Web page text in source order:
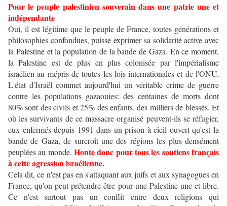
Pour le peuple palestinien souverain dans une patrie une et
indépendante
Oui, il est légitime que le peuple de France, toutes générations et
philosophies confondues, puisse exprimer sa solidarité active avec
la Palestine et la population de la bande de Gaza. En ce moment,
la Palestine est de plus en plus colonisée par l'impérialisme
israélien au mépris de toutes les lois internationales et de l'ONU.
L'état d'Israël commet aujourd'hui un véritable crime de guerre
contre les populations gazaouies: des centaines de morts dont
80% sont des civils et 25% des enfants, des milliers de blessés. Et
où les survivants de ce massacre organisé peuvent-ils se réfugier,
eux enfermés depuis 1991 dans un prison à cieil ouvert qu'est la
bande de Gaza, de surcroît une des régions les plus densément
peuplées au monde. Honte donc pour tous les soutiens français
à cette agression israélienne.
Cela dit, ce n'est pas en s'attaquant aux juifs et aux synagogues en
France, qu'on peut prétendre être pour une Palestine une et libre.
Ce n'est surtout pas un conflit entre deux religions qui